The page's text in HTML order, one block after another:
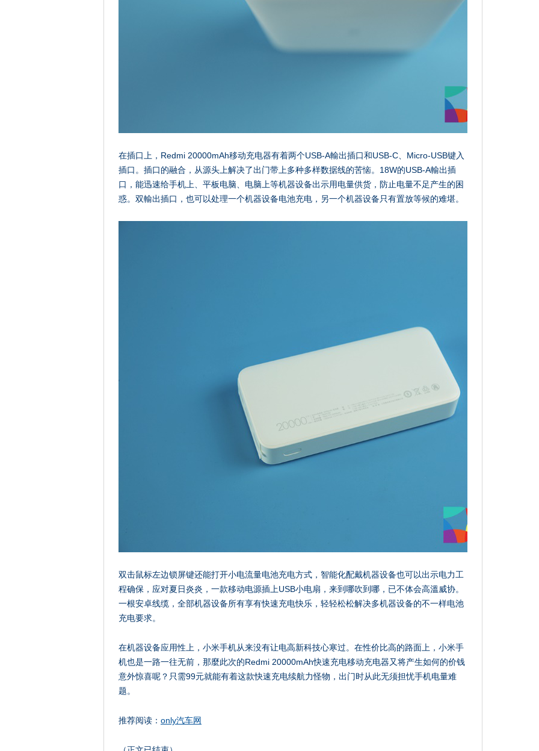
在插口上，Redmi 20000mAh移动充电器有着两个USB-A輸出插口和USB-C、Micro-USB键入
插口。插口的融合，从源头上解决了出门带上多种多样数据线的苦恼。18W的USB-A輸出插
口，能迅速给手机上、平板电脑、电脑上等机器设备出示用电量供货，防止电量不足产生的困
惑。双輸出插口，也可以处理一个机器设备电池充电，另一个机器设备只有置放等候的难堪。
双击鼠标左边锁屏键还能打开小电流量电池充电方式，智能化配戴机器设备也可以出示电力工
程确保，应对夏日炎炎，一款移动电源插上USB小电扇，来到哪吹到哪，已不体会高溫威协。
一根安卓线缆，全部机器设备所有享有快速充电快乐，轻轻松松解决多机器设备的不一样电池
充电要求。
在机器设备应用性上，小米手机从来没有让电高新科技心寒过。在性价比高的路面上，小米手
机也是一路一往无前，那麼此次的Redmi 20000mAh快速充电移动充电器又将产生如何的价钱
意外惊喜呢？只需99元就能有着这款快速充电续航力怪物，出门时从此无须担忧手机电量难
题。
推荐阅读： only汽车网